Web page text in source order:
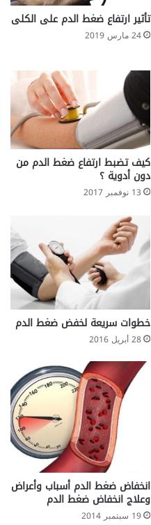
تأثير ارتفاع ضغط الدم على الكلى
24 مارس 2019
كيف تضبط ارتفاع ضغط الدم من
دون أدوية ؟
13 نوفمبر 2017
خطوات سريعة لخفض ضغط الدم
28 أبريل 2016
انخفاض ضغط الدم أسباب وأعراض
وعلاج انخفاض ضغط الدم
19 سبتمبر 2014